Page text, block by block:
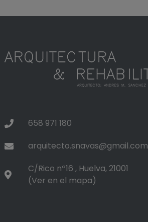
658 971 180
arquitecto.snavas@gmail.com
C/Rico nº16 , Huelva, 21001
(Ver en el mapa)